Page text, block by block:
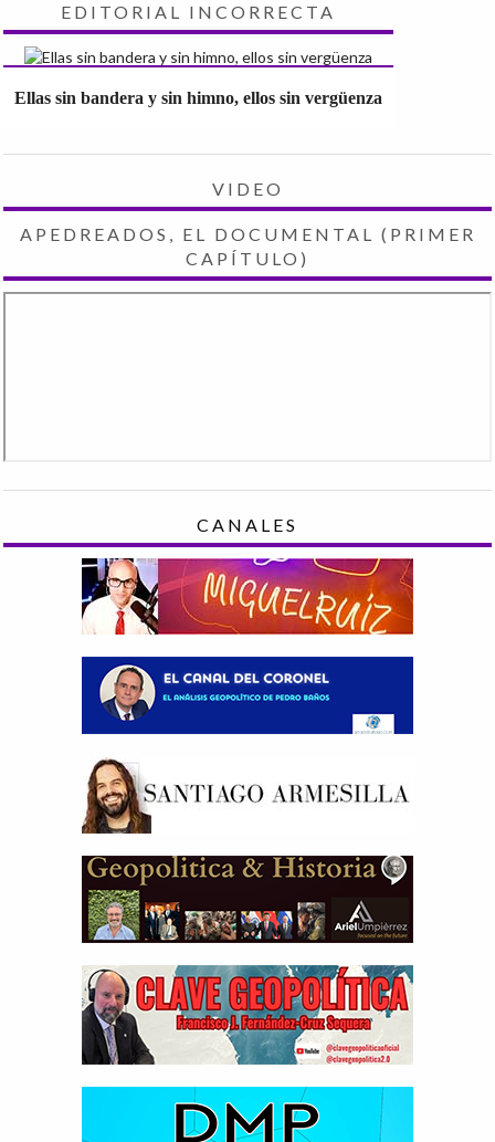
EDITORIAL INCORRECTA
Ellas sin bandera y sin himno, ellos sin vergüenza
VIDEO
APEDREADOS, EL DOCUMENTAL (PRIMER
CAPÍTULO)
CANALES